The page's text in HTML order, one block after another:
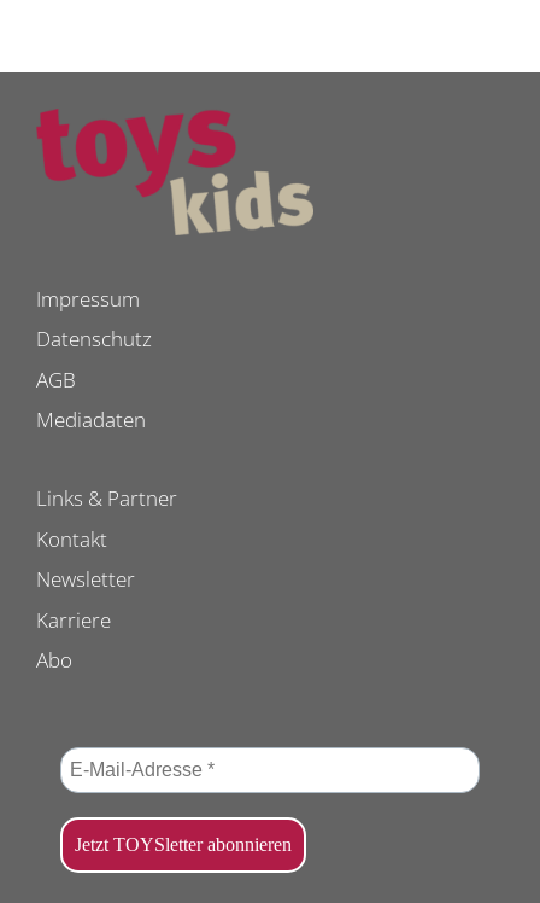
Impressum
Datenschutz
AGB
Mediadaten
Links & Partner
Kontakt
Newsletter
Karriere
Abo